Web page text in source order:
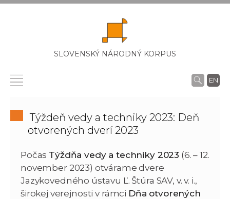
SLOVENSKÝ NÁRODNÝ KORPUS
EN
Týždeň vedy a techniky 2023: Deň
otvorených dverí 2023
Počas Týždňa vedy a techniky 2023 (6. – 12.
november 2023) otvárame dvere
Jazykovedného ústavu Ľ. Štúra SAV, v. v. i.,
širokej verejnosti v rámci Dňa otvorených